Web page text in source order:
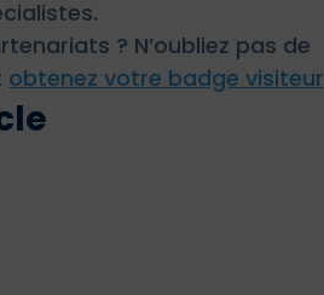
? N’oubliez pas de
obtenez votre badge visiteur